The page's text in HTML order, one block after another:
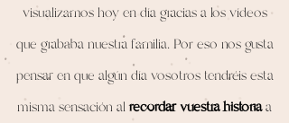
visualizamos hoy en día gracias a los vídeos
que grababa nuestra familia. Por eso nos gusta
pensar en que algún día vosotros tendréis esta
misma sensación alrecordar vuestra historiaa